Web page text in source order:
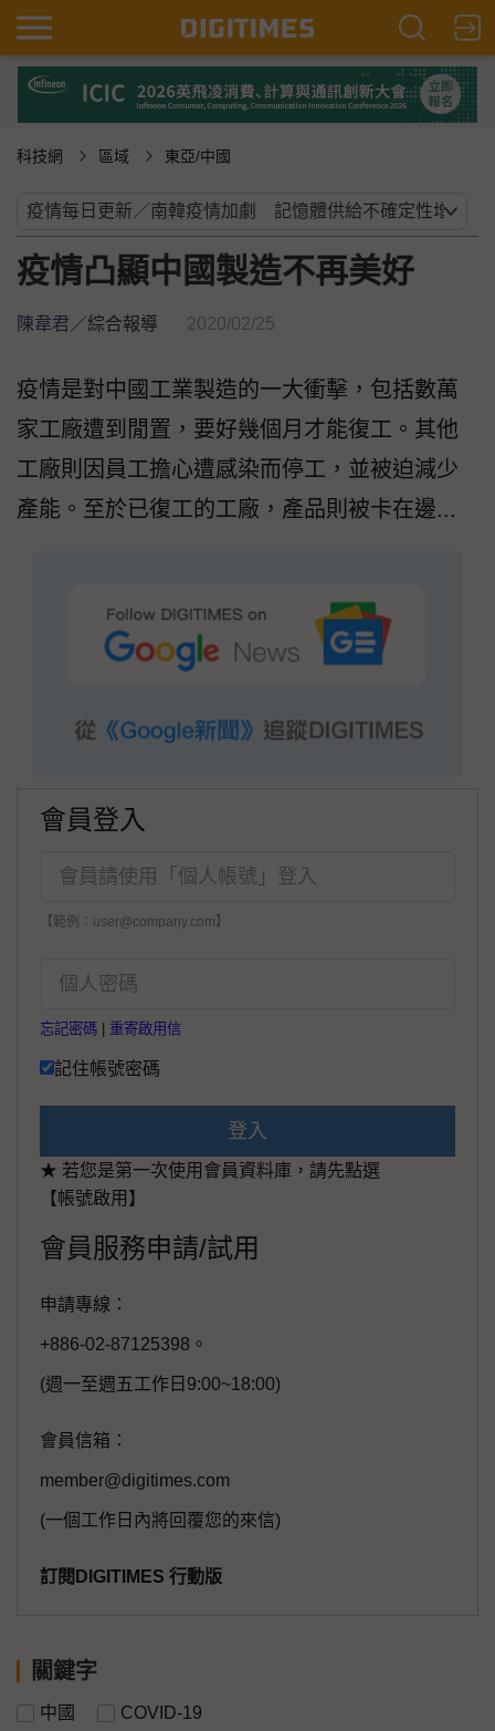
科技網 區域 東亞/中國
疫情凸顯中國製造不再美好
陳韋君／綜合報導 2020/02/25
疫情是對中國工業製造的一大衝擊，包括數萬
家工廠遭到閒置，要好幾個月才能復工。其他
工廠則因員工擔心遭感染而停工，並被迫減少
產能。至於已復工的工廠，產品則被卡在邊...
會員登入
【範例：user@company.com】
忘記密碼 重寄啟用信
記住帳號密碼
登入
★ 若您是第一次使用會員資料庫，請先點選
【帳號啟用】
會員服務申請/試用
申請專線：
+886-02-87125398。
(週一至週五工作日9:00~18:00)
會員信箱：
member@digitimes.com
(一個工作日內將回覆您的來信)
訂閱DIGITIMES 行動版
關鍵字
中國 COVID-19